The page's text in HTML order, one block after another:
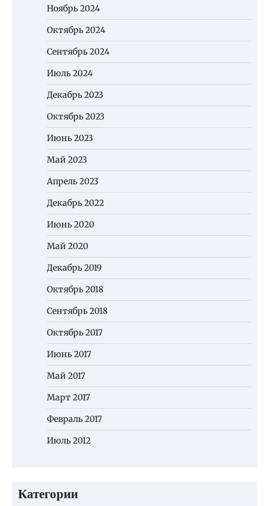
Ноябрь 2024
Октябрь 2024
Сентябрь 2024
Июль 2024
Декабрь 2023
Октябрь 2023
Июнь 2023
Май 2023
Апрель 2023
Декабрь 2022
Июнь 2020
Май 2020
Декабрь 2019
Октябрь 2018
Сентябрь 2018
Октябрь 2017
Июнь 2017
Май 2017
Март 2017
Февраль 2017
Июль 2012
Категории